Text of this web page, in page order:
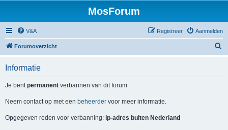
MosForum
V&A Aanmelden
Registreer
Forumoverzicht
Informatie
Je bentpermanent verbannen van dit forum.
Neem contact op met een beheerder voor meer informatie.
Opgegeven reden voor verbanning: ip-adres buiten Nederland